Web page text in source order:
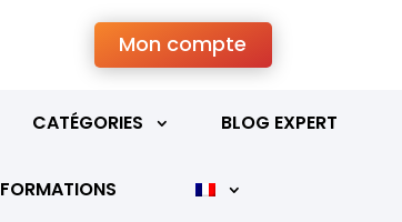
Mon compte
CATÉGORIES BLOG EXPERT
FORMATIONS